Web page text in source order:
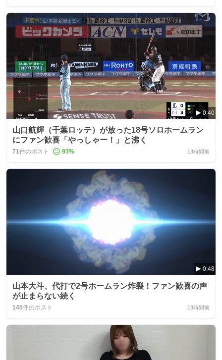
0:40
山口航輝（千葉ロッテ）が放った18号ソロホームラン
にファン歓喜「やっしゃー！」と沸く
71件のポスト 93% 13時間前
0:48
山本大斗、代打で2号ホームラン炸裂！ファン歓喜の声
が止まらない続く
145件のポスト 13時間前